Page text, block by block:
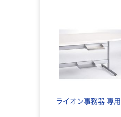
ライオン事務器 専用